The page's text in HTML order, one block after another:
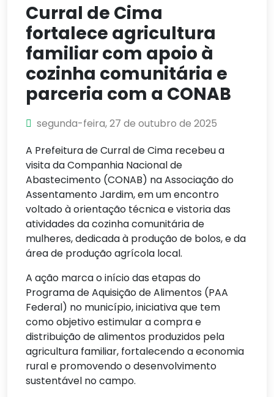
Curral de Cima
fortalece agricultura
familiar com apoio à
cozinha comunitária e
parceria com a CONAB
segunda-feira, 27 de outubro de 2025
A Prefeitura de Curral de Cima recebeu a
visita da Companhia Nacional de
Abastecimento (CONAB) na Associação do
Assentamento Jardim, em um encontro
voltado à orientação técnica e vistoria das
atividades da cozinha comunitária de
mulheres, dedicada à produção de bolos, e da
área de produção agrícola local.
A ação marca o início das etapas do
Programa de Aquisição de Alimentos (PAA
Federal) no município, iniciativa que tem
como objetivo estimular a compra e
distribuição de alimentos produzidos pela
agricultura familiar, fortalecendo a economia
rural e promovendo o desenvolvimento
sustentável no campo.